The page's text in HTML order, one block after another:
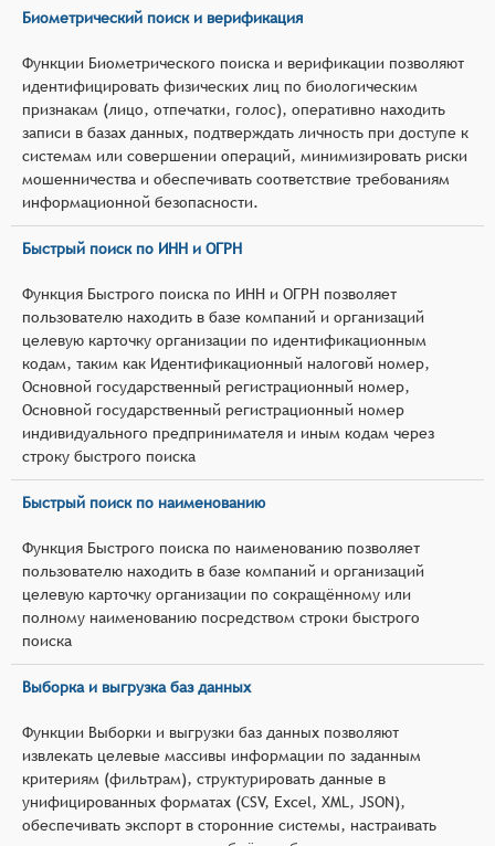
Биометрический поиск и верификация
Функции Биометрического поиска и верификации позволяют
идентифицировать физических лиц по биологическим
признакам (лицо, отпечатки, голос), оперативно находить
записи в базах данных, подтверждать личность при доступе к
системам или совершении операций, минимизировать риски
мошенничества и обеспечивать соответствие требованиям
информационной безопасности.
Быстрый поиск по ИНН и ОГРН
Функция Быстрого поиска по ИНН и ОГРН позволяет
пользователю находить в базе компаний и организаций
целевую карточку организации по идентификационным
кодам, таким как Идентификационный налоговй номер,
Основной государственный регистрационный номер,
Основной государственный регистрационный номер
индивидуального предпринимателя и иным кодам через
строку быстрого поиска
Быстрый поиск по наименованию
Функция Быстрого поиска по наименованию позволяет
пользователю находить в базе компаний и организаций
целевую карточку организации по сокращённому или
полному наименованию посредством строки быстрого
поиска
Выборка и выгрузка баз данных
Функции Выборки и выгрузки баз данных позволяют
извлекать целевые массивы информации по заданным
критериям (фильтрам), структурировать данные в
унифицированных форматах (CSV, Excel, XML, JSON),
обеспечивать экспорт в сторонние системы, настраивать